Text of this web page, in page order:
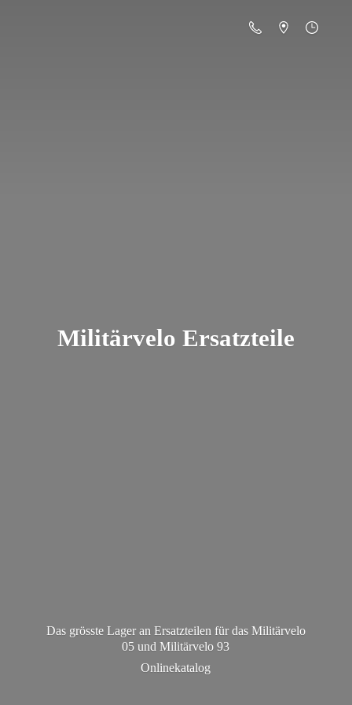
Militärvelo Ersatzteile
Das grösste Lager an Ersatzteilen für das Militärvelo
05 und Militärvelo 93
Onlinekatalog